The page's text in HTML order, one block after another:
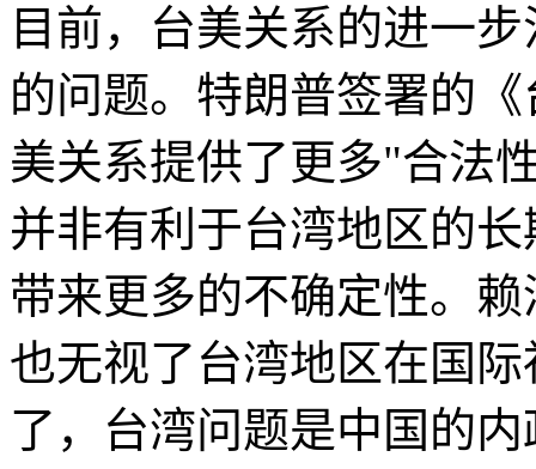
目前，台美关系的进一
的问题。特朗普签署的
美关系提供了更多"合法
并非有利于台湾地区的
带来更多的不确定性。
也无视了台湾地区在国
了，台湾问题是中国的